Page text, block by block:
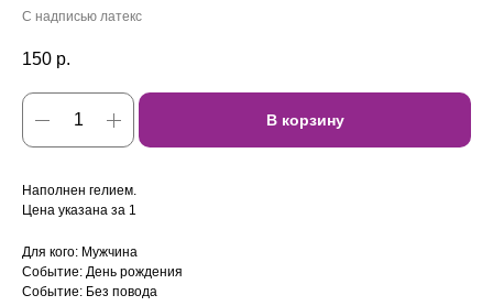
С надписью латекс
150 р.
В корзину
Наполнен гелием.
Цена указана за 1
Для кого: Мужчина
Событие: День рождения
Событие: Без повода